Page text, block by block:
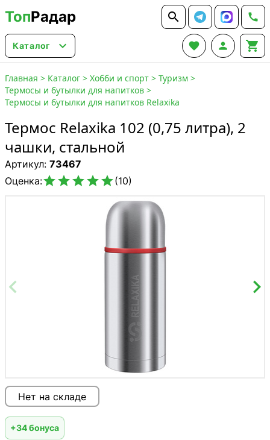
ТопРадар  
Каталог    
Главная > Каталог > Хобби и спорт > Туризм >
Термосы и бутылки для напитков >
Термосы и бутылки для напитков Relaxika
Термос Relaxika 102 (0,75 литра), 2
чашки, стальной
Артикул: 73467
Оценка:(10)
Нет на складе
+34 бонуса